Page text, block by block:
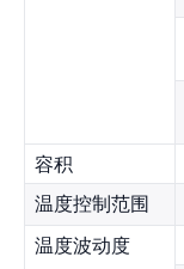
容积
温度控制范围
温度波动度